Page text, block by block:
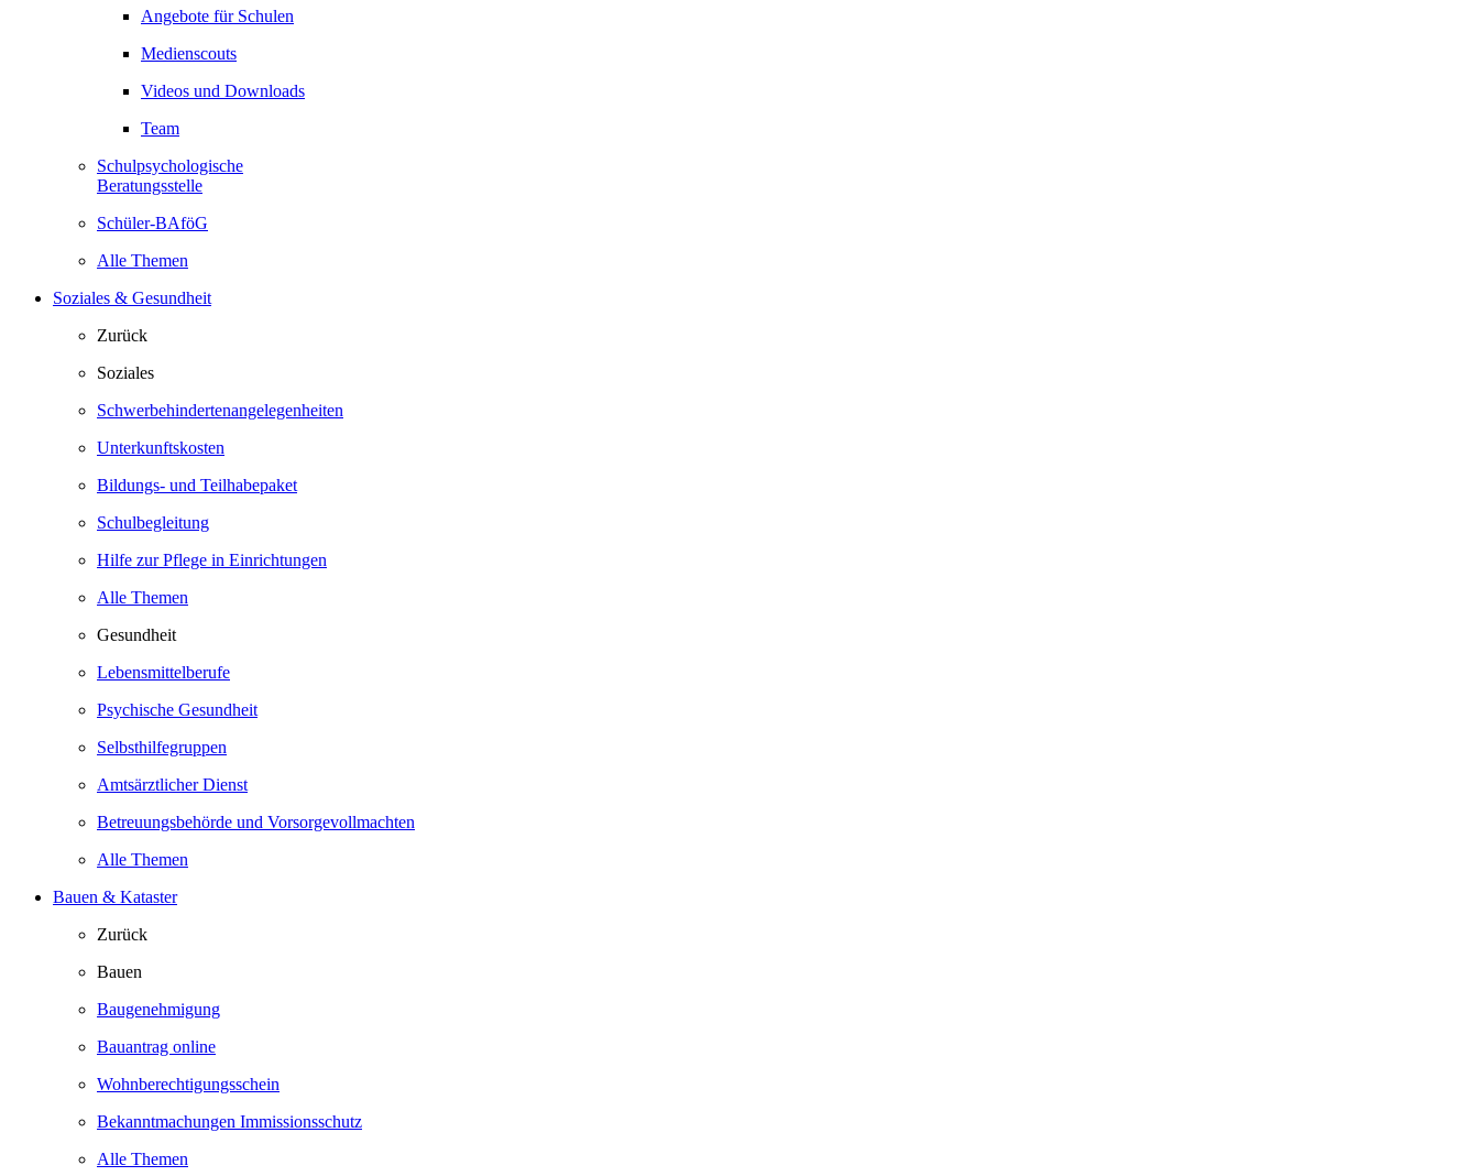
Angebote für Schulen
Medienscouts
Videos und Downloads
Team
Schulpsychologische
Beratungsstelle
Schüler-BAföG
Alle Themen
Soziales & Gesundheit
Zurück
Soziales
Schwerbehindertenangelegenheiten
Unterkunftskosten
Bildungs- und Teilhabepaket
Schulbegleitung
Hilfe zur Pflege in Einrichtungen
Alle Themen
Gesundheit
Lebensmittelberufe
Psychische Gesundheit
Selbsthilfegruppen
Amtsärztlicher Dienst
Betreuungsbehörde und Vorsorgevollmachten
Alle Themen
Bauen & Kataster
Zurück
Bauen
Baugenehmigung
Bauantrag online
Wohnberechtigungsschein
Bekanntmachungen Immissionsschutz
Alle Themen